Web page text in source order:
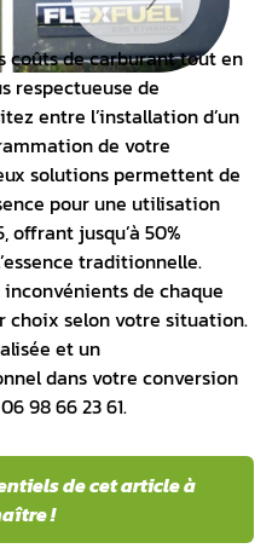
coûts de carburant tout en
respectueuse de
entre l’installation d’un
de votre
solutions permettent de
pour une utilisation
, offrant jusqu’à 50%
traditionnelle.
de chaque
selon votre situation.
et un
dans votre conversion
98 66 23 61.
de cet article à
!